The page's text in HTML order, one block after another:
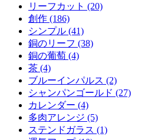
リーフカット (20)
創作 (186)
シンプル (41)
銅のリーフ (38)
銅の葡萄 (4)
茶 (4)
ブルーインパルス (2)
シャンパンゴールド (27)
カレンダー (4)
多肉アレンジ (5)
ステンドガラス (1)